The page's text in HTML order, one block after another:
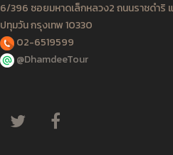
6/396 ซอยมหาดเล็กหลวง2 ถนนราชดำริ
ปทุมวัน กรุงเทพ 10330
02-6519599
@DhamdeeTour